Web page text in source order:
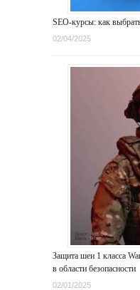
SEO-курсы: как
02/04/2025
Защита шеи 1 класса
в области безопасности
02/01/2025